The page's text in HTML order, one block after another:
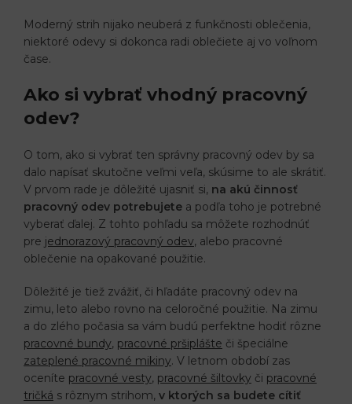
Moderný strih nijako neuberá z funkčnosti oblečenia,
niektoré odevy si dokonca radi oblečiete aj vo voľnom
čase.
Ako si vybrať vhodný pracovný
odev?
O tom, ako si vybrať ten správny pracovný odev by sa
dalo napísať skutočne veľmi veľa, skúsime to ale skrátiť.
V prvom rade je dôležité ujasniť si, na akú činnosť
pracovný odev potrebujete a podľa toho je potrebné
vyberať ďalej. Z tohto pohľadu sa môžete rozhodnúť
pre jednorazový pracovný odev, alebo pracovné
oblečenie na opakované použitie.
Dôležité je tiež zvážiť, či hľadáte pracovný odev na
zimu, leto alebo rovno na celoročné použitie. Na zimu
a do zlého počasia sa vám budú perfektne hodiť rôzne
pracovné bundy, pracovné pršiplášte či špeciálne
zateplené pracovné mikiny. V letnom období zas
oceníte pracovné vesty, pracovné šiltovky či pracovné
tričká s rôznym strihom, v ktorých sa budete cítiť